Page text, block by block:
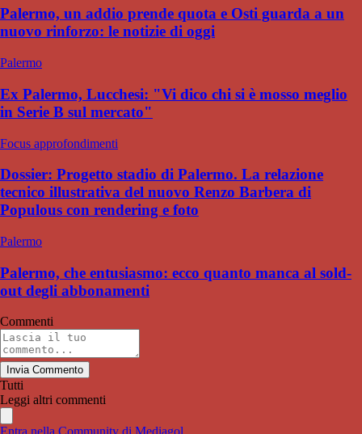
Palermo, un addio prende quota e Osti guarda a un
nuovo rinforzo: le notizie di oggi
Palermo
Ex Palermo, Lucchesi: "Vi dico chi si è mosso meglio
in Serie B sul mercato"
Focus approfondimenti
Dossier: Progetto stadio di Palermo. La relazione
tecnico illustrativa del nuovo Renzo Barbera di
Populous con rendering e foto
Palermo
Palermo, che entusiasmo: ecco quanto manca al sold-
out degli abbonamenti
Commenti
Invia Commento
Tutti
Leggi altri commenti